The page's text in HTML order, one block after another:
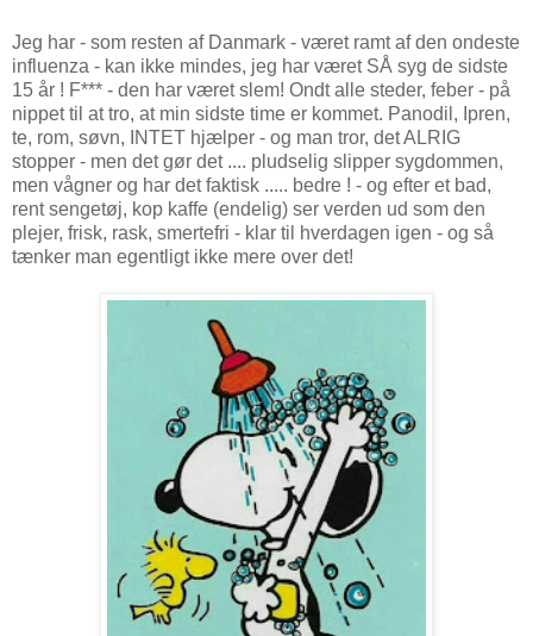
Jeg har - som resten af Danmark - været ramt af den ondeste
influenza - kan ikke mindes, jeg har været SÅ syg de sidste
15 år ! F*** - den har været slem! Ondt alle steder, feber - på
nippet til at tro, at min sidste time er kommet. Panodil, Ipren,
te, rom, søvn, INTET hjælper - og man tror, det ALRIG
stopper - men det gør det .... pludselig slipper sygdommen,
men vågner og har det faktisk ..... bedre ! - og efter et bad,
rent sengetøj, kop kaffe (endelig) ser verden ud som den
plejer, frisk, rask, smertefri - klar til hverdagen igen - og så
tænker man egentligt ikke mere over det!